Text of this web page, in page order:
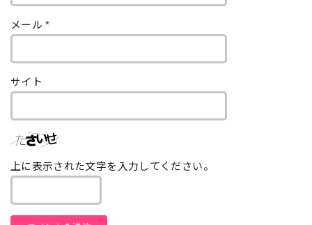
メール*
サイト
上に表示された文字を入力してください。